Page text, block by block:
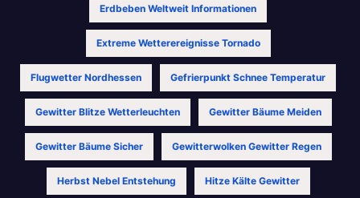
Erdbeben Weltweit Informationen
Extreme Wetterereignisse Tornado
Flugwetter Nordhessen Gefrierpunkt Schnee Temperatur
Gewitter Blitze Wetterleuchten Gewitter Bäume Meiden
Gewitter Bäume Sicher Gewitterwolken Gewitter Regen
Herbst Nebel Entstehung Hitze Kälte Gewitter